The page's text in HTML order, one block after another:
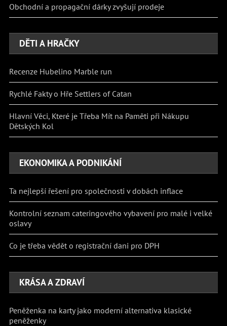
Obchodní a propagační dárky zvyšují prodeje
DĚTI A HRAČKY
Recenze Hubelino Marble run
Rychlé Fakty o Hře Settlers of Catan
Hlavní Věci, Které je Třeba Mít na Paměti při Nákupu
Dětských Kol
EKONOMIKA A PODNIKÁNÍ
Ta nejlepší řešení pro společnosti v dobách inflace
Kontrolní seznam cateringového vybavení pro malé i velké
oslavy
Co je třeba vědět o registrační dani pro DPH
KRÁSA A ZDRAVÍ
Peněženka na karty jako moderní alternativa klasické
peněženky